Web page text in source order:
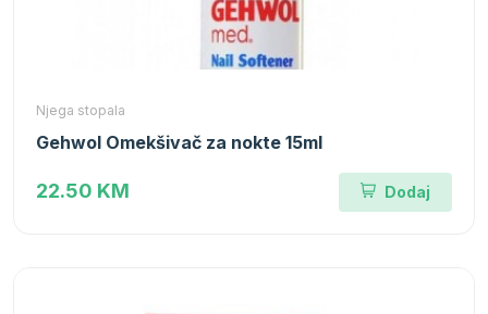
Njega stopala
Gehwol Omekšivač za nokte 15ml
22.50 KM Dodaj